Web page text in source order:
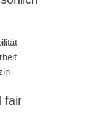
fair